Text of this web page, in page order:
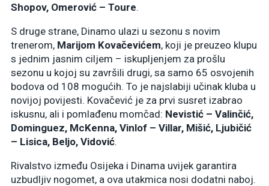
Shopov, Omerović – Toure.
S druge strane, Dinamo ulazi u sezonu s novim
trenerom, Marijom Kovačevićem, koji je preuzeo klupu
s jednim jasnim ciljem – iskupljenjem za prošlu
sezonu u kojoj su završili drugi, sa samo 65 osvojenih
bodova od 108 mogućih. To je najslabiji učinak kluba u
novijoj povijesti. Kovačević je za prvi susret izabrao
iskusnu, ali i pomlađenu momčad: Nevistić – Valinčić,
Dominguez, McKenna, Vinlof – Villar, Mišić, Ljubičić
– Lisica, Beljo, Vidović.
Rivalstvo između Osijeka i Dinama uvijek garantira
uzbudljiv nogomet, a ova utakmica nosi dodatni naboj.